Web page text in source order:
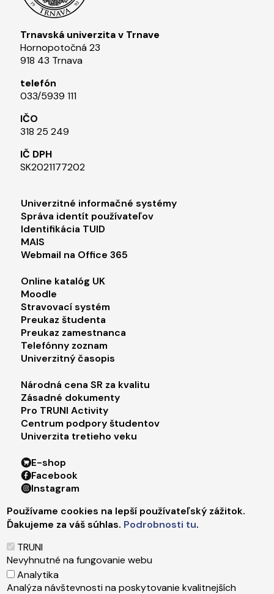
Trnavská univerzita v Trnave
Hornopotočná 23
918 43 Trnava
telefón
033/5939 111​
IČO
318 25 249
IČ DPH
SK2021177202​
Footer menu 1
Univerzitné informačné systémy
Správa identít používateľov
Identifikácia TUID
MAIS
Webmail na Office 365
Footer menu 2
Online katalóg UK
Moodle
Stravovací systém
Preukaz študenta
Preukaz zamestnanca
Telefónny zoznam
Univerzitný časopis
Footer menu 3
Národná cena SR za kvalitu
Zásadné dokumenty
Pro TRUNI Activity
Centrum podpory študentov
Univerzita tretieho veku
Footer menu 4
E-shop
Facebook
Instagram
LinkedIn
Youtube
TikTok
Používame cookies na lepší používateľský zážitok.
Ďakujeme za váš súhlas. Podrobnosti tu.
TRUNI
Nevyhnutné na fungovanie webu
Analytika
Analýza návštevnosti na poskytovanie kvalitnejších